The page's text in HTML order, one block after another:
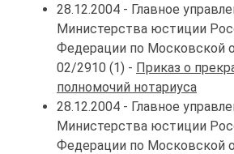
28.12.2004 - Главное
Министерства юстиции
Федерации по Московской
02/2910 (1) - Приказ о
полномочий нотариуса
28.12.2004 - Главное
Министерства юстиции
Федерации по Московской